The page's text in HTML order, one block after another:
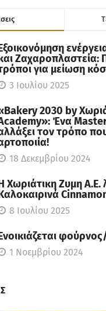
Ζαχαροπλαστεία:
για μείωση
3 Ιουλίου 2025
2030 by
Ένα
τον τρόπο
18 Δεκεμβρίου 2024
Χωριάτικη Ζυμη Α.Ε.
8 Ιουλίου 2025
1 Νοεμβρίου 2024